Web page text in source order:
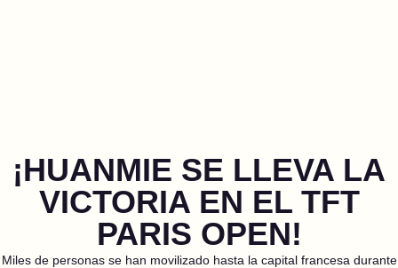
¡HUANMIE SE LLEVA LA
VICTORIA EN EL TFT
PARIS OPEN!
Miles de personas se han movilizado hasta la capital francesa durante